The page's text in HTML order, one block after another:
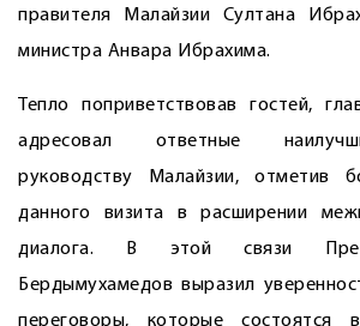
правителя Малайзии Султана
министра Анвара Ибрахима.
Тепло поприветствовав гостей,
адресовал ответные
руководству Малайзии, отметив
данного визита в расширении
диалога. В этой связи
Бердымухамедов выразил
переговоры, которые состоятся